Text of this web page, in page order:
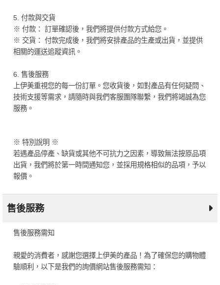
5. 付款與交貨
※ 付款： 訂單確認後，我們將提供付款方式給您。
※ 交貨： 付款完成後，我們將安排產品的生產或出貨，並提供
相關的運送追蹤資訊。
6. 售後服務
上伊美重視您的每一份訂單。您收貨後，如對產品有任何疑問、
技術支援等需求，請隨時與我們客服團隊聯繫，我們將竭誠為您
服務。
※ 特別說明 ※
若遇產品停產、缺貨或其他不可抗力之因素，導致無法按原品項
出貨，我們將於第一時間通知您，並採用規格相似的品項，予以
報價。
售後服務
售後服務需知
親愛的消費者，感謝您選擇上伊美的產品！為了確保您的購物體
驗順利，以下是我們的詢價網站售後服務需知：